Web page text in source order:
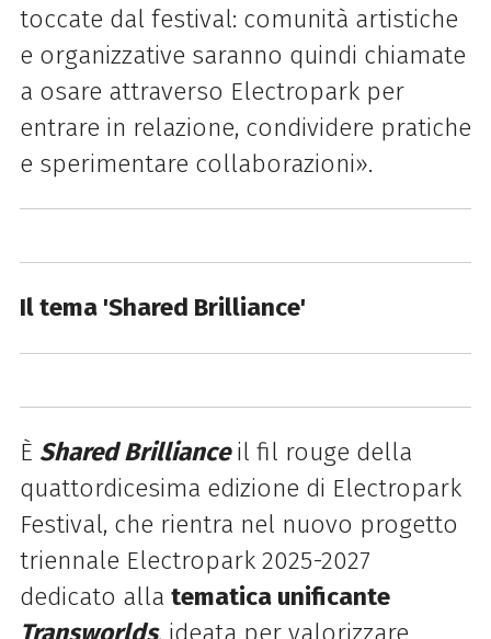
toccate dal festival: comunità artistiche
e organizzative saranno quindi chiamate
a osare attraverso Electropark per
entrare in relazione, condividere pratiche
e sperimentare collaborazioni».
Il tema 'Shared Brilliance'
È Shared Brilliance il fil rouge della
quattordicesima edizione di Electropark
Festival, che rientra nel nuovo progetto
triennale Electropark 2025-2027
dedicato alla tematica unificante
Transworlds, ideata per valorizzare